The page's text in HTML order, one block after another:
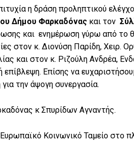
η δράση προληπτικού
Δήμου Φαρκαδόνας και τον
και ενημέρωση γύρω από το
στον κ. Διονύση Παρίδη, Χειρ.
και στον κ. Ριζούλη Ανδρέα,
επίβλεψη. Επίσης να
την άψογη συνεργασία.
κ Σπυρίδων Αγναντής.
Κοινωνικό Ταμείο στο